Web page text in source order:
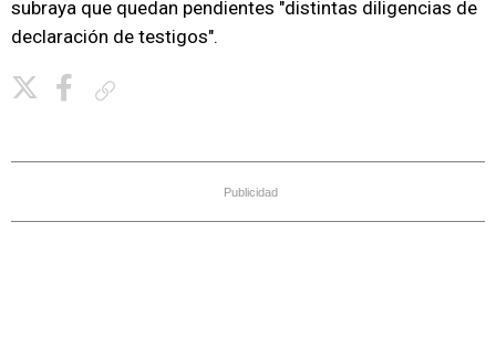
subraya que quedan pendientes "distintas diligencias de
declaración de testigos".
Publicidad